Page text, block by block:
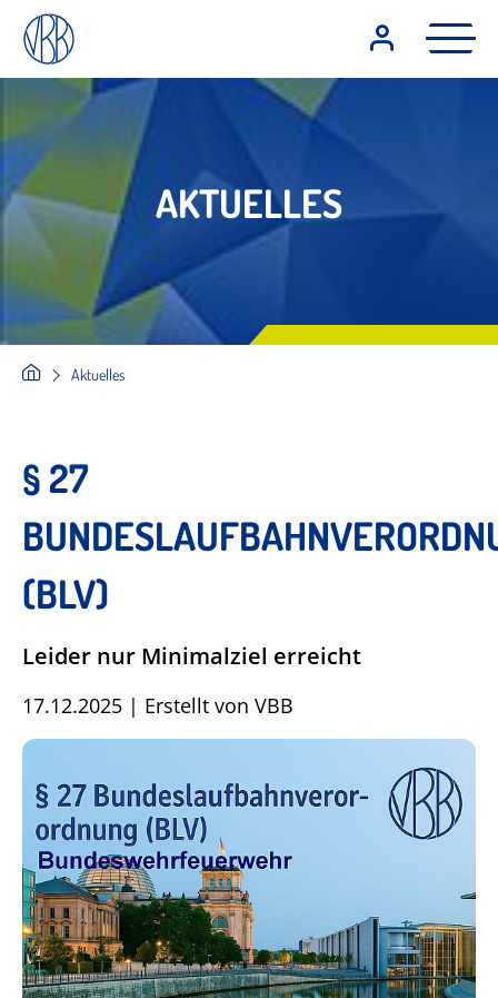
AKTUELLES
Aktuelles
§ 27
(BLV)
Leider nur Minimalziel erreicht
17.12.2025 | Erstellt von VBB